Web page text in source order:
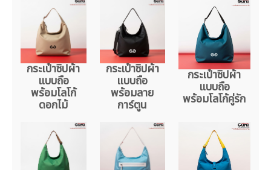
กระเป๋าซิปผ้า
แบบถือ
พร้อมโลโก้
ดอกไม้
กระเป๋าซิปผ้า
แบบถือ
พร้อมลาย
การ์ตูน
กระเป๋าซิปผ้า
แบบถือ
พร้อมโลโก้คู่รัก